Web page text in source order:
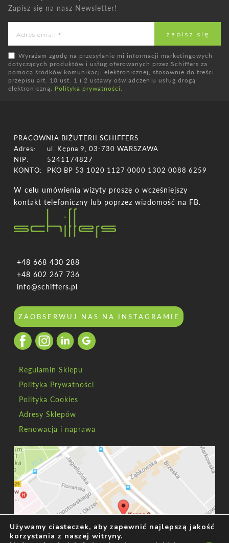
Zapisz się na nasz Newsletter!
Wyrażam zgodę na przesyłanie mi informacji marketingowych
dotyczących produktów i usług oferowanych przez Schiffers za
pomocą środków komunikacji elektronicznej, stosownie do treści
przepisu art. 10 ust. 1 i 2 ustawy oświadczeniu usług drogą
elektroniczną. Polityka prywatności .
+48 668 430 288
+48 602 267 736
info@schiffers.pl
ZAOBSERWUJ NAS NA INSTAGRAMIE
Regulamin Sklepu
Polityka Prywatności
Polityka Cookies
Adresy Sklepów
Renowacja i naprawa
PRACOWNIA BIŻUTERII SCHIFFERS
Adres:
ul. Kępna 9, 03-730 WARSZAWA
NIP:
5241174827
KONTO:
PKO BP 53 1020 1127 0000 1302 0088 6259
W celu umówienia wizyty proszę o wcześniejszy
kontakt telefoniczny lub poprzez wiadomość na FB.
Używamy ciasteczek, aby zapewnić najlepszą jakość
korzystania z naszej witryny.